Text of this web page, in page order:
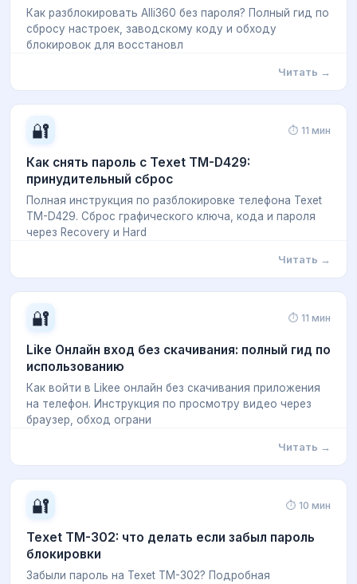
Как разблокировать Alli360 без пароля? Полный гид по
сбросу настроек, заводскому коду и обходу
блокировок для восстановл
Читать →
🔐 ⏱ 11 мин
Как снять пароль с Texet TM-D429:
принудительный сброс
Полная инструкция по разблокировке телефона Texet
TM-D429. Сброс графического ключа, кода и пароля
через Recovery и Hard
Читать →
🔐 ⏱ 11 мин
Like Онлайн вход без скачивания: полный гид по
использованию
Как войти в Likee онлайн без скачивания приложения
на телефон. Инструкция по просмотру видео через
браузер, обход ограни
Читать →
🔐 ⏱ 10 мин
Texet TM-302: что делать если забыл пароль
блокировки
Забыли пароль на Texet TM-302? Подробная